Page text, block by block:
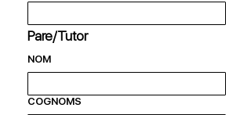
Pare/Tutor
NOM
COGNOMS